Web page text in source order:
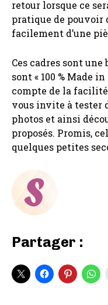
retour lorsque ce
pratique de pouvoir
facilement d’une
Ces cadres sont une
sont « 100 % Made
compte de la facilité
vous invite à tester
photos et ainsi
proposés. Promis,
quelques petites
Partager :